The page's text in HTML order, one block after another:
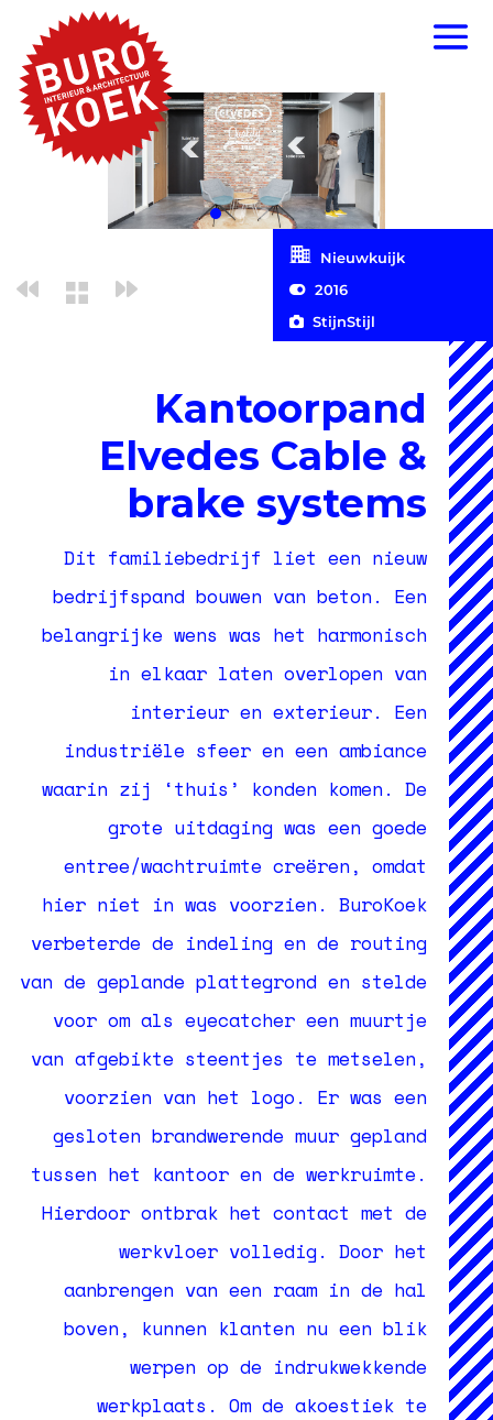
Nieuwkuijk
2016
StijnStijl
Kantoorpand
Elvedes Cable &
brake systems
Dit familiebedrijf liet een nieuw
bedrijfspand bouwen van beton. Een
belangrijke wens was het harmonisch
in elkaar laten overlopen van
interieur en exterieur. Een
industriële sfeer en een ambiance
waarin zij ‘thuis’ konden komen. De
grote uitdaging was een goede
entree/wachtruimte creëren, omdat
hier niet in was voorzien. BuroKoek
verbeterde de indeling en de routing
van de geplande plattegrond en stelde
voor om als eyecatcher een muurtje
van afgebikte steentjes te metselen,
voorzien van het logo. Er was een
gesloten brandwerende muur gepland
tussen het kantoor en de werkruimte.
Hierdoor ontbrak het contact met de
werkvloer volledig. Door het
aanbrengen van een raam in de hal
boven, kunnen klanten nu een blik
werpen op de indrukwekkende
werkplaats. Om de akoestiek te